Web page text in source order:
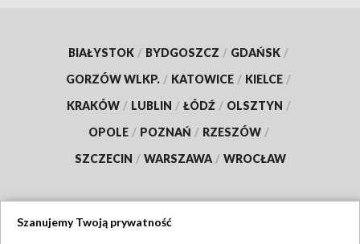
BIAŁYSTOK / BYDGOSZCZ / GDAŃSK /
GORZÓW WLKP. / KATOWICE / KIELCE /
KRAKÓW / LUBLIN / ŁÓDŹ / OLSZTYN /
OPOLE / POZNAŃ / RZESZÓW /
SZCZECIN / WARSZAWA / WROCŁAW
Szanujemy Twoją prywatność